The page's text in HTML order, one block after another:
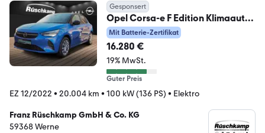
Gesponsert
Opel Corsa-e F Edition Klimaauto
LED-Scheinwerfer
Mit Batterie-Zertifikat
16.280 €
19% MwSt.
Guter Preis
EZ 12/2022 • 20.004 km • 100 kW (136 PS) • Elektro
Franz Rüschkamp GmbH & Co. KG
59368 Werne